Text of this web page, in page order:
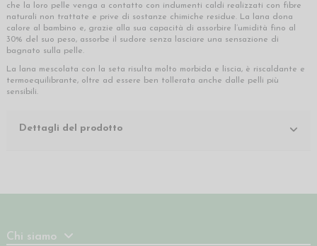
che la loro pelle venga a contatto con indumenti caldi realizzati con fibre
naturali non trattate e prive di sostanze chimiche residue. La lana dona
calore al bambino e, grazie alla sua capacità di assorbire l’umidità fino al
30% del suo peso, assorbe il sudore senza lasciare una sensazione di
bagnato sulla pelle.
La lana mescolata con la seta risulta molto morbida e liscia, è riscaldante e
termoequilibrante, oltre ad essere ben tollerata anche dalle pelli più
sensibili.
Dettagli del prodotto
Chi siamo